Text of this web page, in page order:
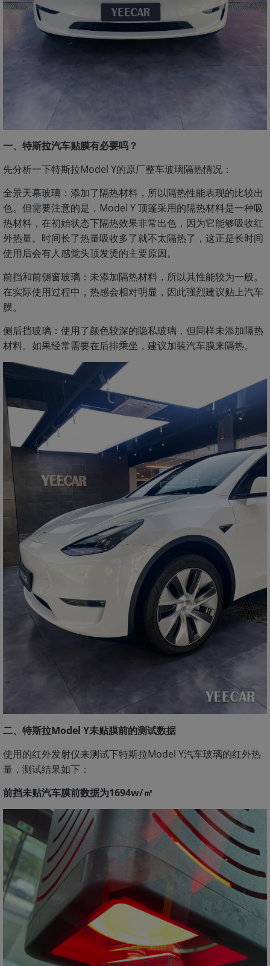
一、特斯拉汽车贴膜有必要吗？
先分析一下特斯拉Model Y的原厂整车玻璃隔热情况：
全景天幕玻璃：添加了隔热材料，所以隔热性能表现的比较出
色。但需要注意的是，Model Y 顶篷采用的隔热材料是一种吸
热材料，在初始状态下隔热效果非常出色，因为它能够吸收红
外热量。时间长了热量吸收多了就不太隔热了，这正是长时间
使用后会有人感觉头顶发烫的主要原因。
前挡和前侧窗玻璃：未添加隔热材料，所以其性能较为一般。
在实际使用过程中，热感会相对明显，因此强烈建议贴上汽车
膜。
侧后挡玻璃：使用了颜色较深的隐私玻璃，但同样未添加隔热
材料。如果经常需要在后排乘坐，建议加装汽车膜来隔热。
二、特斯拉Model Y未贴膜前的测试数据
使用的红外发射仪来测试下特斯拉Model Y汽车玻璃的红外热
量，测试结果如下：
前挡未贴汽车膜前数据为1694w/㎡